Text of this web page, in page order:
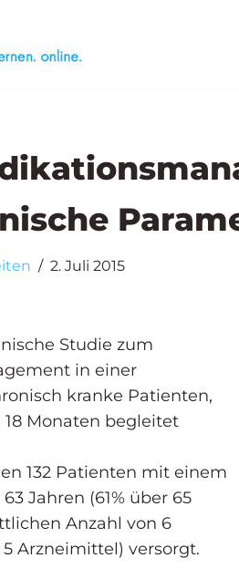
Training
2. Juli 2015
Studie zum
in einer
kranke Patienten,
Monaten begleitet
132 Patienten mit einem
Jahren (61% über 65
Anzahl von 6
Arzneimittel) versorgt.